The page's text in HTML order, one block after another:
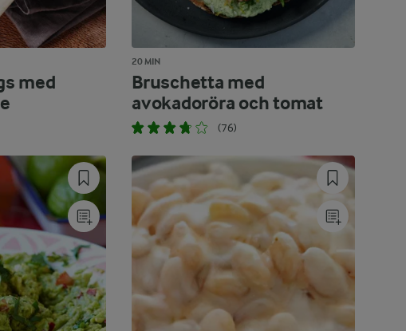
med
20 MIN
Bruschetta med
avokadoröra och tomat
(76)